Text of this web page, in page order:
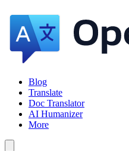
Blog
Translate
Doc Translator
AI Humanizer
More